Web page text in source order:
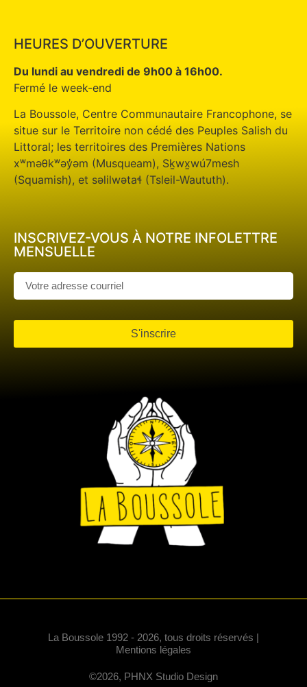
HEURES D’OUVERTURE
Du lundi au vendredi de 9h00 à 16h00.
Fermé le week-end
La Boussole, Centre Communautaire Francophone, se
situe sur le Territoire non cédé des Peuples Salish du
Littoral; les territoires des Premières Nations
xʷməθkʷəy̓əm (Musqueam), Sḵwx̱wú7mesh
(Squamish), et səlilwətaɬ (Tsleil-Waututh).
INSCRIVEZ-VOUS À NOTRE INFOLETTRE
MENSUELLE
S'inscrire
La Boussole 1992 - 2026, tous droits réservés |
Mentions légales
©2026, PHNX Studio Design